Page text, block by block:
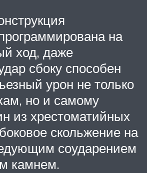
на
ход, даже
сбоку способен
урон не только
но и самому
из хрестоматийных
скольжение на
соударением
камнем.